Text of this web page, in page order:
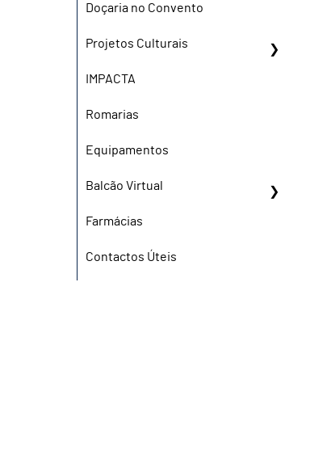
Doçaria no Convento
Projetos Culturais
IMPACTA
Romarias
Equipamentos
Balcão Virtual
Farmácias
Contactos Úteis